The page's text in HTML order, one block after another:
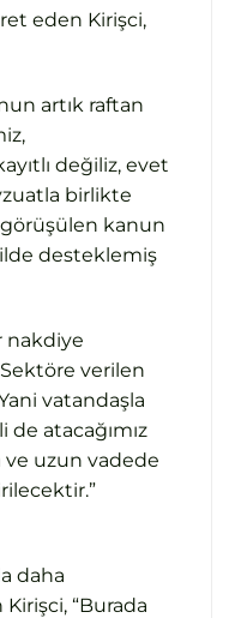
eden Kirişci,
artık raftan
değiliz, evet
birlikte
görüşülen kanun
desteklemiş
nakdiye
verilen
vatandaşla
de atacağımız
ve uzun vadede
daha
“Burada